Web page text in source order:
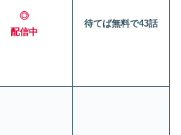
◎
配信中
待てば無料で43話